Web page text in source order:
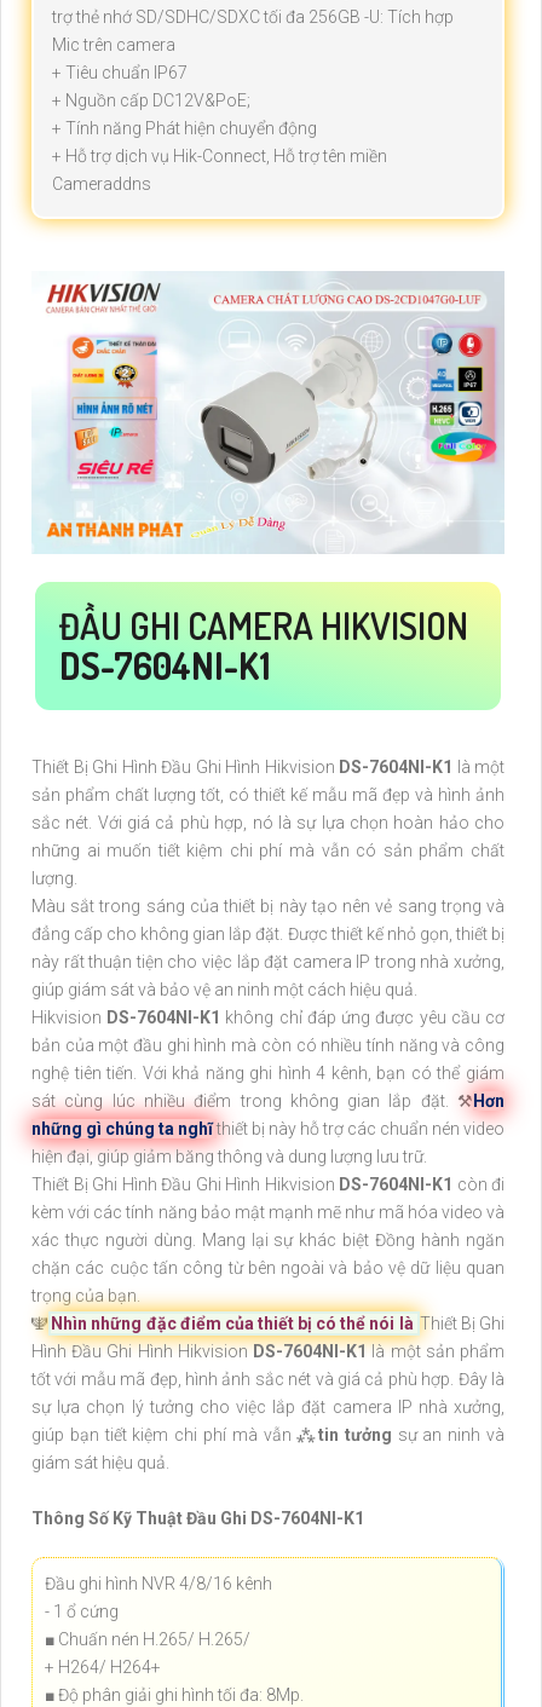
trợ thẻ nhớ SD/SDHC/SDXC tối đa 256GB -U: Tích hợp
Mic trên camera
+ Tiêu chuẩn IP67
+ Nguồn cấp DC12V&PoE;
+ Tính năng Phát hiện chuyển động
+ Hỗ trợ dịch vụ Hik-Connect, Hỗ trợ tên miền
Cameraddns
ĐẦU GHI CAMERA HIKVISION
DS-7604NI-K1
Thiết Bị Ghi Hình Đầu Ghi Hình Hikvision DS-7604NI-K1
là một
sản phẩm chất lượng tốt, có thiết kế mẫu mã đẹp và hình ảnh
sắc nét. Với giá cả phù hợp, nó là sự lựa chọn hoàn hảo cho
những ai muốn tiết kiệm chi phí mà vẫn có sản phẩm chất
lượng.
Màu sắt trong sáng của thiết bị này tạo nên vẻ sang trọng và
đẳng cấp cho không gian lắp đặt. Được thiết kế nhỏ gọn, thiết bị
này rất thuận tiện cho việc lắp đặt camera IP trong nhà xưởng,
giúp giám sát và bảo vệ an ninh một cách hiệu quả.
Hikvision DS-7604NI-K1 không chỉ đáp ứng được yêu cầu cơ
bản của một đầu ghi hình mà còn có nhiều tính năng và công
nghệ tiên tiến. Với khả năng ghi hình 4 kênh, bạn có thể giám
sát cùng lúc nhiều điểm trong không gian lắp đặt. ⚒ Hơn
những gì chúng ta nghĩthiết bị này hỗ trợ các chuẩn nén video
hiện đại, giúp giảm băng thông và dung lượng lưu trữ.
Thiết Bị Ghi Hình Đầu Ghi Hình Hikvision DS-7604NI-K1 còn đi
kèm với các tính năng bảo mật mạnh mẽ như mã hóa video và
xác thực người dùng. Mang lại sự khác biệt Đồng hành ngăn
chặn các cuộc tấn công từ bên ngoài và bảo vệ dữ liệu quan
trọng của bạn.
️🕎 Nhìn những đặc điểm của thiết bị có thể nói là Thiết Bị Ghi
Hình Đầu Ghi Hình HikvisionDS-7604NI-K1là một sản phẩm
tốt với mẫu mã đẹp, hình ảnh sắc nét và giá cả phù hợp. Đây là
sự lựa chọn lý tưởng cho việc lắp đặt camera IP nhà xưởng,
giúp bạn tiết kiệm chi phí mà vẫn ⁂tin tưởng sự an ninh và
giám sát hiệu quả.
Thông Số Kỹ Thuật Đầu Ghi DS-7604NI-K1
Đầu ghi hình NVR 4/8/16 kênh
- 1 ổ cứng
■ Chuấn nén H.265/ H.265/
+ H264/ H264+
■ Độ phân giải ghi hình tối đa: 8Mp.